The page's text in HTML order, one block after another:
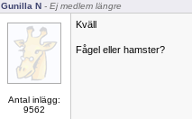
Gunilla N - Ej medlem längre
Antal inlägg:
9562
Kväll
Fågel eller hamster?